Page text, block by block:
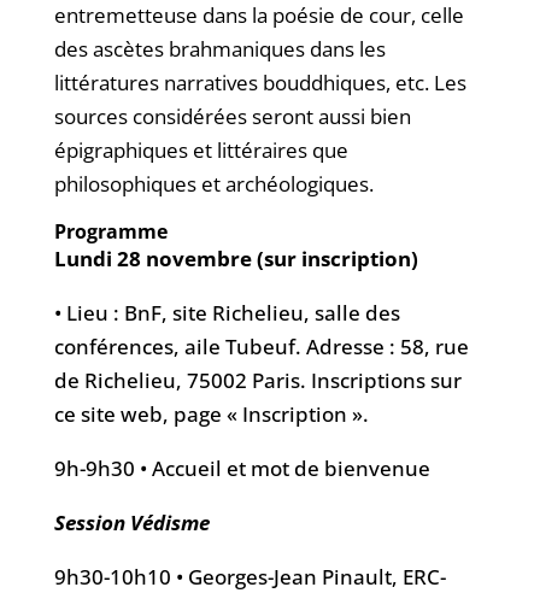
entremetteuse dans la poésie de cour, celle
des ascètes brahmaniques dans les
littératures narratives bouddhiques, etc. Les
sources considérées seront aussi bien
épigraphiques et littéraires que
philosophiques et archéologiques.
Programme
Lundi 28 novembre (sur inscription)
• Lieu : BnF, site Richelieu, salle des
conférences, aile Tubeuf. Adresse : 58, rue
de Richelieu, 75002 Paris. Inscriptions sur
ce site web, page « Inscription ».
9h-9h30 • Accueil et mot de bienvenue
Session Védisme
9h30-10h10 • Georges-Jean Pinault, ERC-